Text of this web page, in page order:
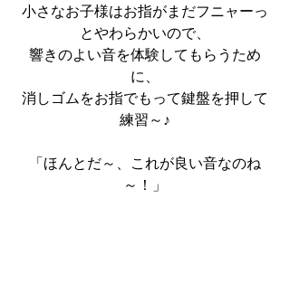
小さなお子様はお指がまだフニャーっ
とやわらかいので、
響きのよい音を体験してもらうため
に、
消しゴムをお指でもって鍵盤を押して
練習～♪
「ほんとだ～、これが良い音なのね
～！」